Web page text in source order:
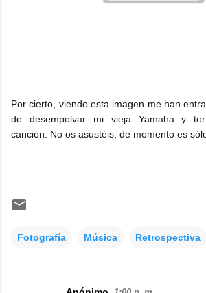
Por cierto, viendo esta imagen me han
de desempolvar mi vieja Yamaha y
canción. No os asustéis, de momento es
Fotografía Música Retrospectiva